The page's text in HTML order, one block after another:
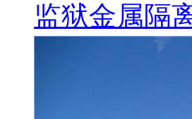
监狱金属隔